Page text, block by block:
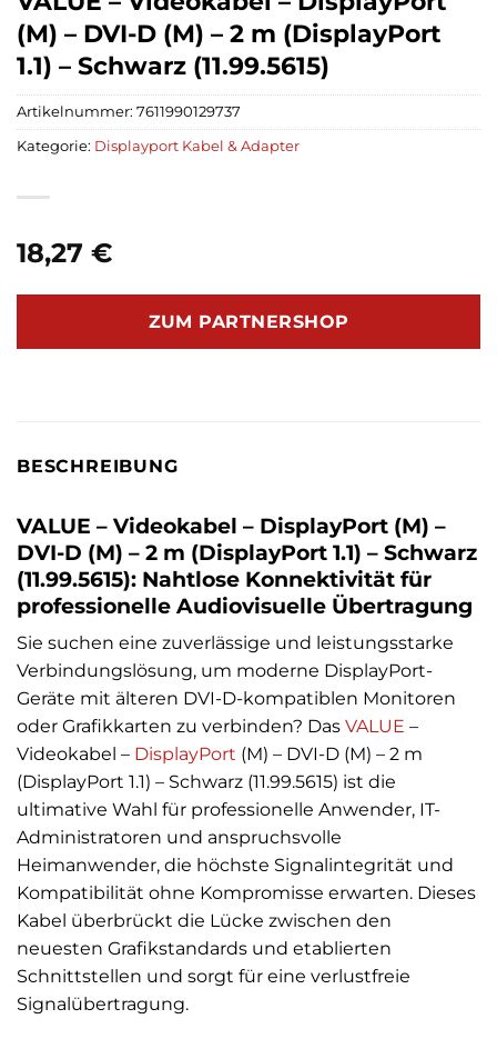
(M) – DVI-D (M) – 2 m (DisplayPort
1.1) – Schwarz (11.99.5615)
18,27 €
ZUM PARTNERSHOP
Artikelnummer: 7611990129737
Kategorie: Displayport Kabel & Adapter
BESCHREIBUNG
VALUE – Videokabel – DisplayPort (M) –
DVI-D (M) – 2 m (DisplayPort 1.1) – Schwarz
(11.99.5615): Nahtlose Konnektivität für
professionelle Audiovisuelle Übertragung
Sie suchen eine zuverlässige und leistungsstarke
Verbindungslösung, um moderne DisplayPort-
Geräte mit älteren DVI-D-kompatiblen Monitoren
oder Grafikkarten zu verbinden? Das VALUE –
Videokabel – DisplayPort (M) – DVI-D (M) – 2 m
(DisplayPort 1.1) – Schwarz (11.99.5615) ist die
ultimative Wahl für professionelle Anwender, IT-
Administratoren und anspruchsvolle
Heimanwender, die höchste Signalintegrität und
Kompatibilität ohne Kompromisse erwarten. Dieses
Kabel überbrückt die Lücke zwischen den
neuesten Grafikstandards und etablierten
Schnittstellen und sorgt für eine verlustfreie
Signalübertragung.